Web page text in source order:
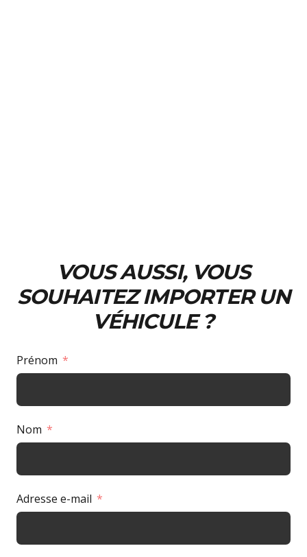
VOUS AUSSI, VOUS
SOUHAITEZ IMPORTER UN
VÉHICULE ?
Prénom
Nom
Adresse e-mail